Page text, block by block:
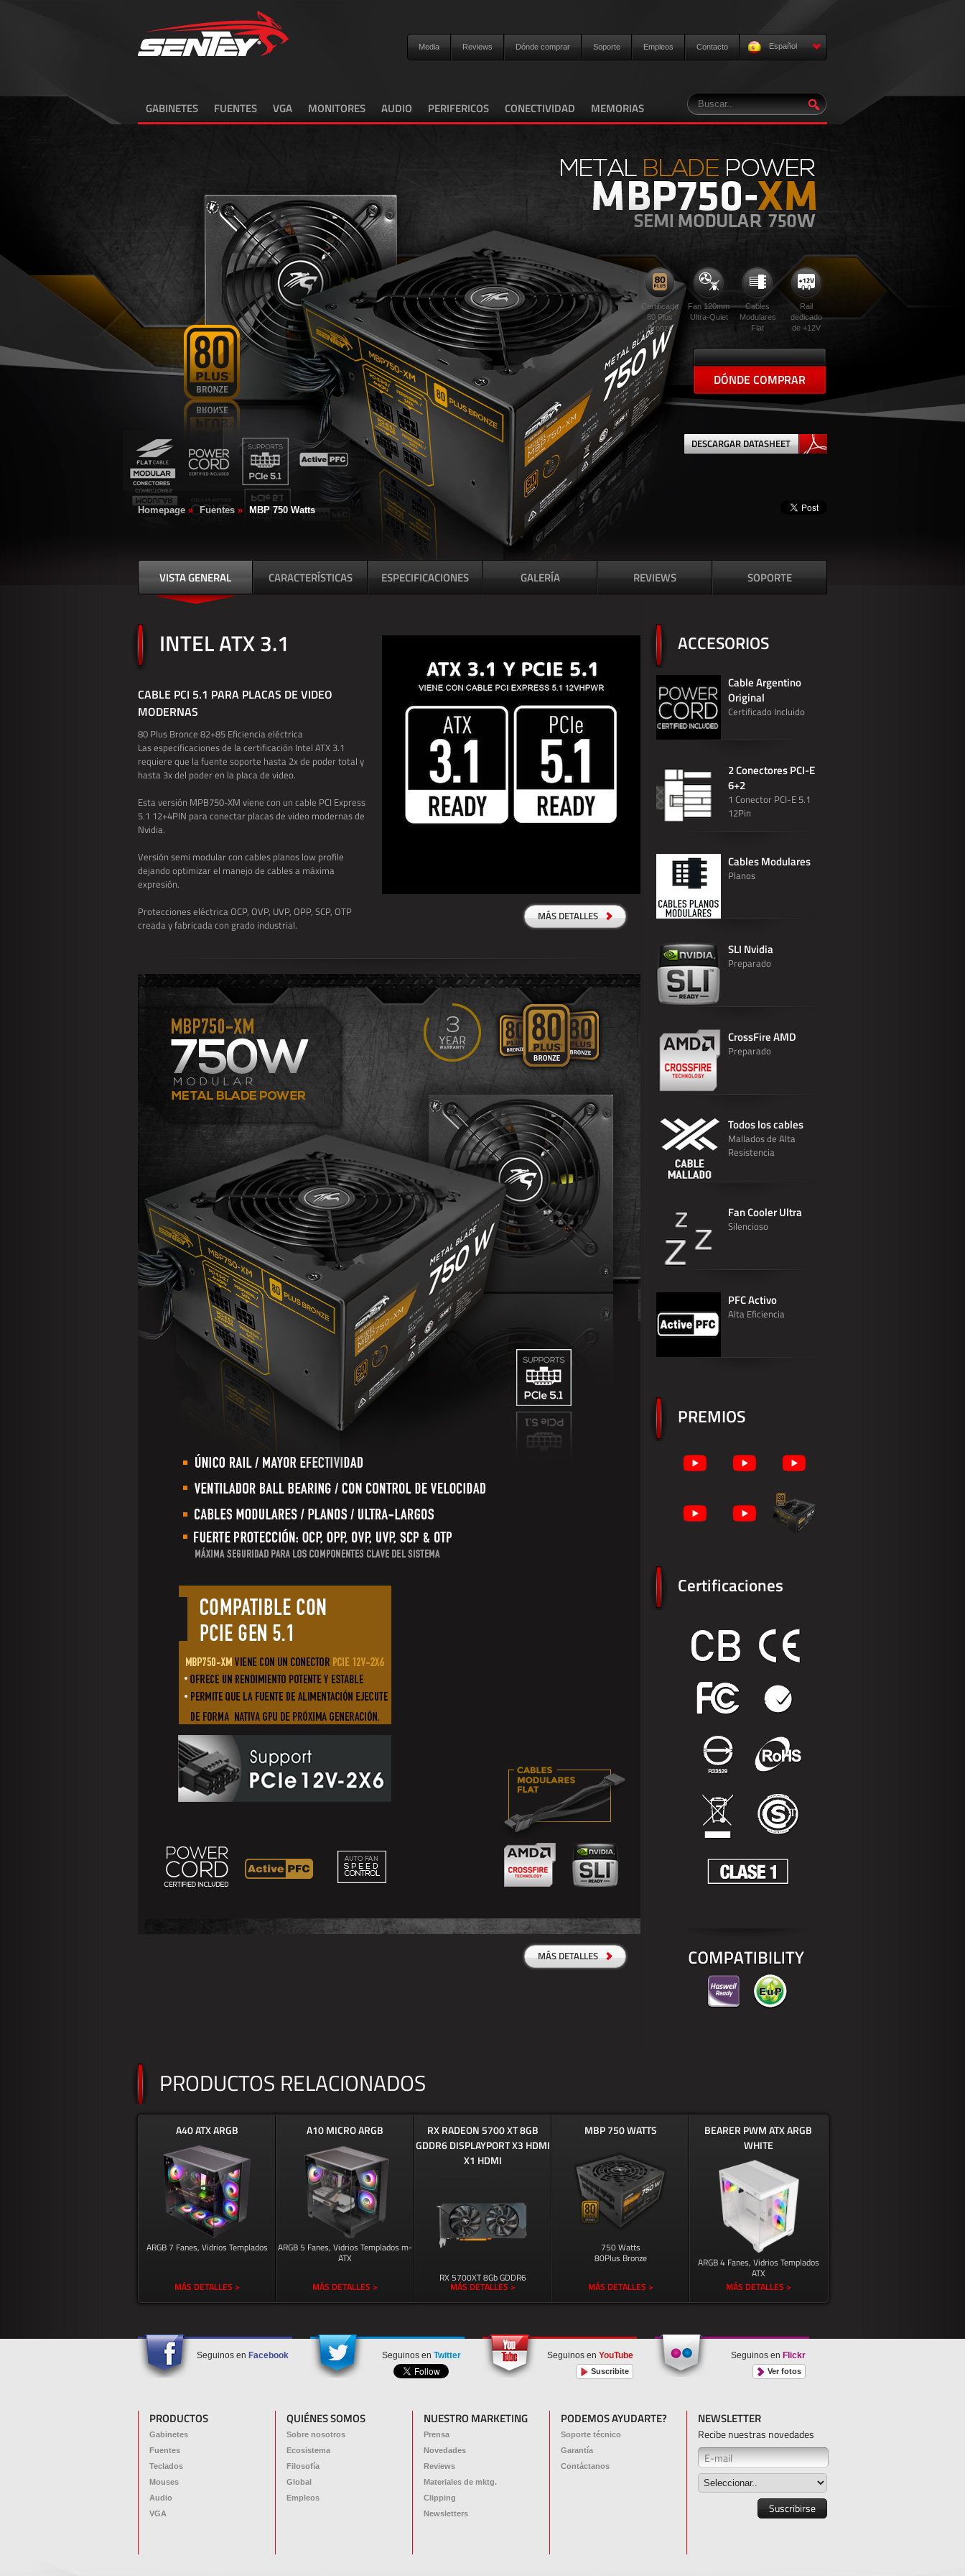
Media Reviews Dónde comprar Soporte Empleos Contacto Español
GABINETES FUENTES VGA MONITORES AUDIO PERIFERICOS CONECTIVIDAD MEMORIAS
Rail
dedicado
de +12V
Cables
Modulares
Flat
Fan 120mm
Ultra-Quiet
Certificada
80 Plus
Bronze
DÓNDE COMPRAR
DESCARGAR DATASHEET
Homepage » Fuentes » MBP 750 Watts
VISTA GENERAL CARACTERÍSTICAS ESPECIFICACIONES GALERÍA REVIEWS SOPORTE
INTEL ATX 3.1
CABLE PCI 5.1 PARA PLACAS DE VIDEO
MODERNAS
80 Plus Bronce 82+85 Eficiencia eléctrica
Las especificaciones de la certificación Intel ATX 3.1
requiere que la fuente soporte hasta 2x de poder total y
hasta 3x del poder en la placa de video.
Esta versión MPB750-XM viene con un cable PCI Express
5.1 12+4PIN para conectar placas de video modernas de
Nvidia.
Versión semi modular con cables planos low profile
dejando optimizar el manejo de cables a máxima
expresión.
Protecciones eléctrica OCP, OVP, UVP, OPP, SCP, OTP
creada y fabricada con grado industrial.
MÁS DETALLES
MÁS DETALLES
ACCESORIOS
Cable Argentino
Original
Certificado Incluido
2 Conectores PCI-E
6+2
1 Conector PCI-E 5.1
12Pin
Cables Modulares
Planos
SLI Nvidia
Preparado
CrossFire AMD
Preparado
Todos los cables
Mallados de Alta
Resistencia
Fan Cooler Ultra
Silencioso
PFC Activo
Alta Eficiencia
PREMIOS
Certificaciones
PRODUCTOS RELACIONADOS
A40 ATX ARGB
ARGB 7 Fanes, Vidrios Templados
MÁS DETALLES >
A10 MICRO ARGB
ARGB 5 Fanes, Vidrios Templados m-
ATX
MÁS DETALLES >
RX RADEON 5700 XT 8GB
GDDR6 DISPLAYPORT X3 HDMI
X1 HDMI
RX 5700XT 8Gb GDDR6
MÁS DETALLES >
MBP 750 WATTS
750 Watts
80Plus Bronze
MÁS DETALLES >
BEARER PWM ATX ARGB
WHITE
ARGB 4 Fanes, Vidrios Templados
ATX
MÁS DETALLES >
Seguinos en Facebook Seguinos en Twitter Seguinos en YouTube
Suscribite
Seguinos en Flickr
Ver fotos
PRODUCTOS
Gabinetes
Fuentes
Teclados
Mouses
Audio
VGA
QUIÉNES SOMOS
Sobre nosotros
Ecosistema
Filosofía
Global
Empleos
NUESTRO MARKETING
Prensa
Novedades
Reviews
Materiales de mktg.
Clipping
Newsletters
PODEMOS AYUDARTE?
Soporte técnico
Garantía
Contáctanos
NEWSLETTER
Recibe nuestras novedades